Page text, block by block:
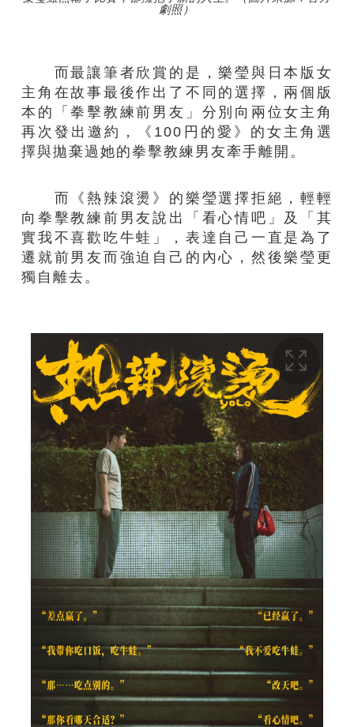
劇照）
而最讓筆者欣賞的是，樂瑩與日本版女
主角在故事最後作出了不同的選擇，兩個版
本的「拳擊教練前男友」分別向兩位女主角
再次發出邀約，《100円的愛》的女主角選
擇與拋棄過她的拳擊教練男友牽手離開。
而《熱辣滾燙》的樂瑩選擇拒絕，輕輕
向拳擊教練前男友說出「看心情吧」及「其
實我不喜歡吃牛蛙」，表達自己一直是為了
遷就前男友而強迫自己的內心，然後樂瑩更
獨自離去。